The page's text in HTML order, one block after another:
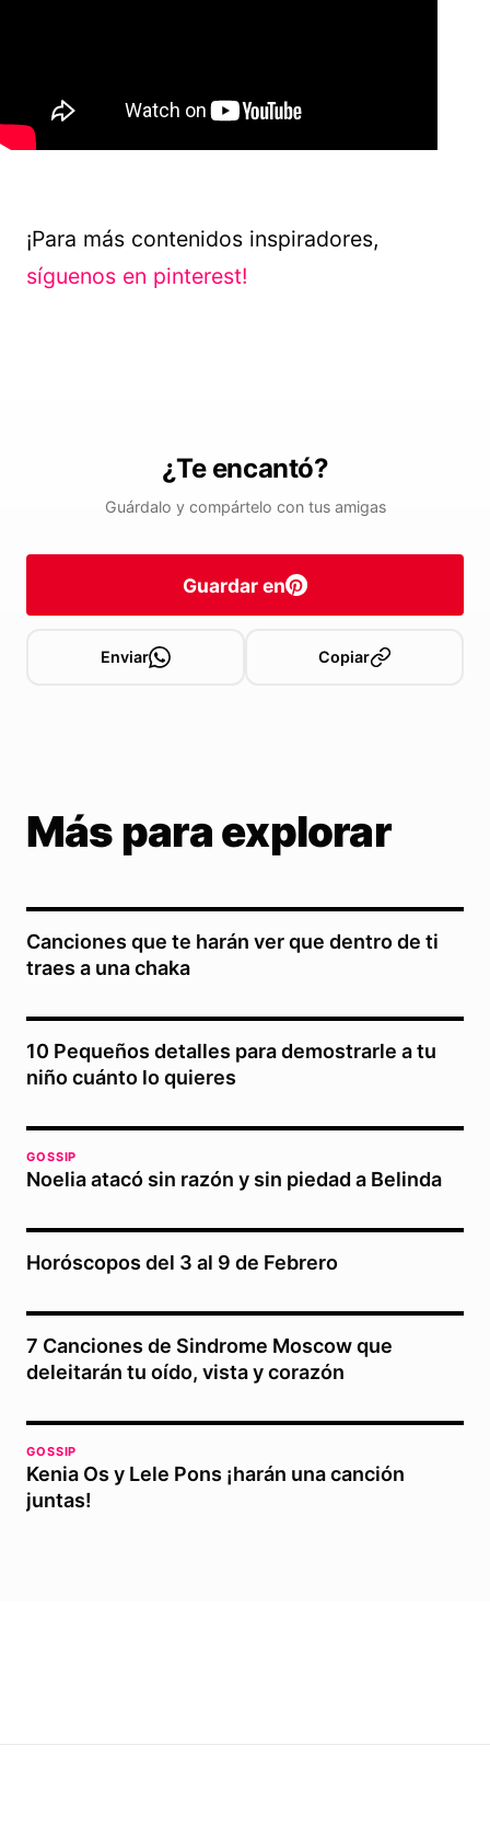
¡Para más contenidos inspiradores,
síguenos en pinterest!
¿Te encantó?
Guárdalo y compártelo con tus amigas
Guardar en
Enviar Copiar
Más para explorar
Canciones que te harán ver que dentro de ti
traes a una chaka
10 Pequeños detalles para demostrarle a tu
niño cuánto lo quieres
GOSSIP
Noelia atacó sin razón y sin piedad a Belinda
Horóscopos del 3 al 9 de Febrero
7 Canciones de Sindrome Moscow que
deleitarán tu oído, vista y corazón
GOSSIP
Kenia Os y Lele Pons ¡harán una canción
juntas!